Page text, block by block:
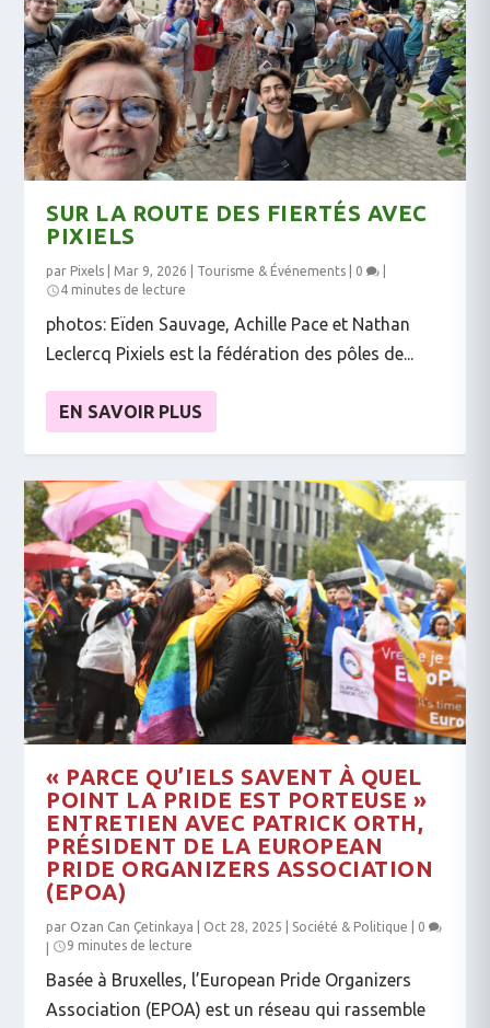
SUR LA ROUTE DES FIERTÉS AVEC
PIXIELS
par Pixels Mar 9, 2026 Tourisme & Événements 0
4 minutes de lecture
photos: Eïden Sauvage, Achille Pace et Nathan
Leclercq Pixiels est la fédération des pôles de...
EN SAVOIR PLUS
« PARCE QU’IELS SAVENT À QUEL
POINT LA PRIDE EST PORTEUSE »
ENTRETIEN AVEC PATRICK ORTH,
PRÉSIDENT DE LA EUROPEAN
PRIDE ORGANIZERS ASSOCIATION
(EPOA)
par Ozan Can Çetinkaya Oct 28, 2025 Société & Politique
0
9 minutes de lecture
Basée à Bruxelles, l’European Pride Organizers
Association (EPOA) est un réseau qui rassemble